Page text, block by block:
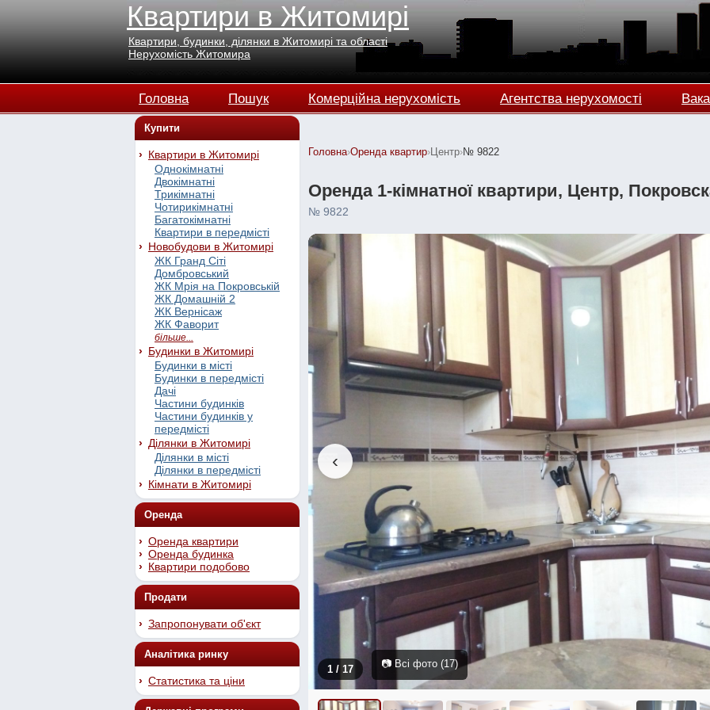
Квартири в Житомирі
Квартири, будинки, ділянки в Житомирі та області
Нерухомість Житомира
Головна Пошук Комерційна нерухомість Агентства нерухомості
Купити
Квартири в Житомирі
Однокімнатні
Двокімнатні
Трикімнатні
Чотирикімнатні
Багатокімнатні
Квартири в передмісті
Новобудови в Житомирі
ЖК Гранд Сіті
Домбровський
ЖК Мрія на Покровській
ЖК Домашній 2
ЖК Вернісаж
ЖК Фаворит
більше...
Будинки в Житомирі
Будинки в місті
Будинки в передмісті
Дачі
Частини будинків
Частини будинків у
передмісті
Ділянки в Житомирі
Ділянки в місті
Ділянки в передмісті
Кімнати в Житомирі
Оренда
Оренда квартири
Оренда будинка
Квартири подобово
Продати
Запропонувати об'єкт
Аналітика ринку
Статистика та ціни
Головна›Оренда квартир›Центр›№ 9822
Оренда 1-кімнатної квартири, Центр,
№ 9822
‹
1 / 17 📷 Всі фото (17)